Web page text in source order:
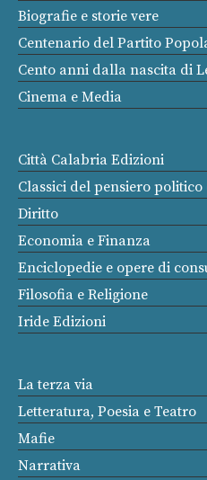
Biografie e storie vere
Centenario del Partito
Cento anni dalla nascita di
Cinema e Media
Città Calabria Edizioni
Classici del pensiero politico
Diritto
Economia e Finanza
Enciclopedie e opere di
Filosofia e Religione
Iride Edizioni
La terza via
Letteratura, Poesia e Teatro
Mafie
Narrativa